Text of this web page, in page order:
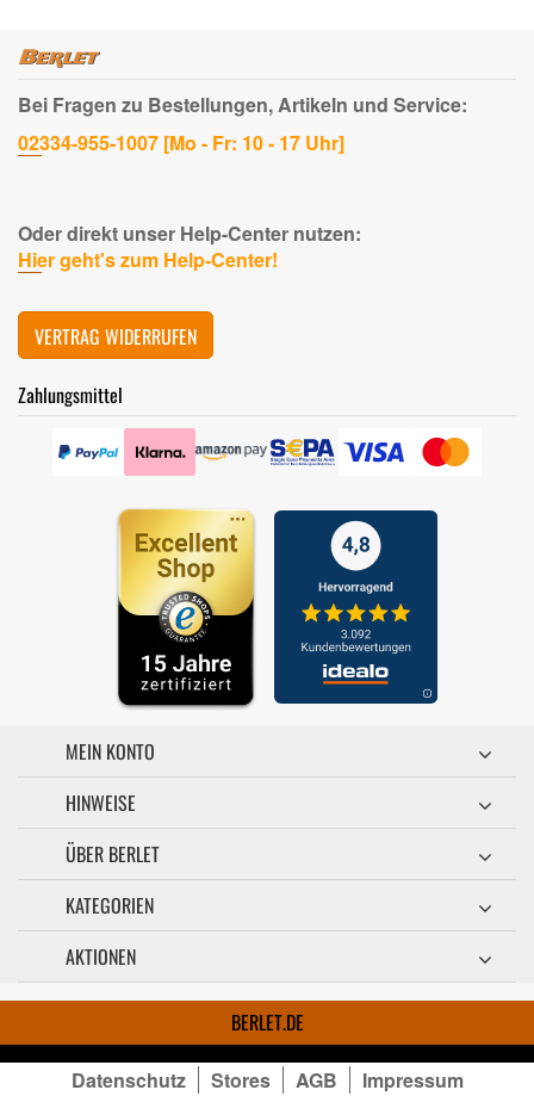
Bei Fragen zu Bestellungen, Artikeln und Service:
02334-955-1007 [Mo - Fr: 10 - 17 Uhr]
Oder direkt unser Help-Center nutzen:
Hier geht's zum Help-Center!
VERTRAG WIDERRUFEN
Zahlungsmittel
MEIN KONTO
HINWEISE
ÜBER BERLET
KATEGORIEN
AKTIONEN
BERLET.DE
Datenschutz Stores AGB Impressum